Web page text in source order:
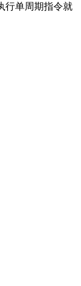
行单周期指令就